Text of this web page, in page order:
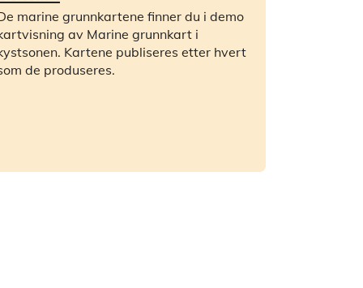
marine grunnkartene finner du i demo
av Marine grunnkart i
Kartene publiseres etter hvert
de produseres.